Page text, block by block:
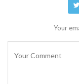
Your